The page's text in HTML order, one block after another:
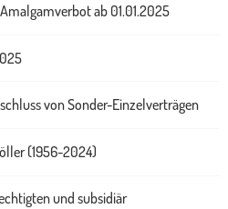
ab 01.01.2025
von Sonder-Einzelverträgen
(1956-2024)
und subsidiär